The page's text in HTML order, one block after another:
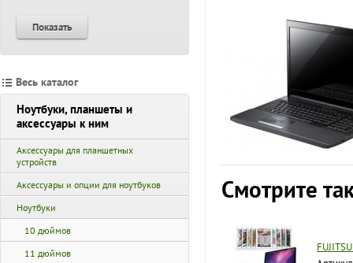
Показать
Весь каталог
Ноутбуки, планшеты и
аксессуары к ним
Аксессуары для планшетных
устройств
Аксессуары и опции для ноутбуков
Ноутбуки
10 дюймов
11 дюймов
Смотрите